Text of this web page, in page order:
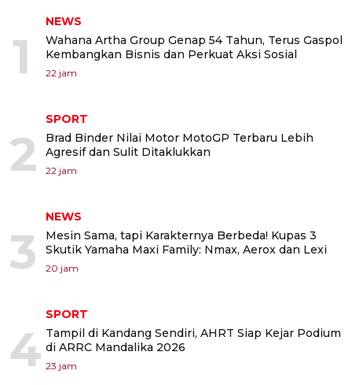
1
NEWS
Wahana Artha Group Genap 54 Tahun, Terus Gaspol
Kembangkan Bisnis dan Perkuat Aksi Sosial
22 jam
2
SPORT
Brad Binder Nilai Motor MotoGP Terbaru Lebih
Agresif dan Sulit Ditaklukkan
22 jam
3
NEWS
Mesin Sama, tapi Karakternya Berbeda! Kupas 3
Skutik Yamaha Maxi Family: Nmax, Aerox dan Lexi
20 jam
4
SPORT
Tampil di Kandang Sendiri, AHRT Siap Kejar Podium
di ARRC Mandalika 2026
23 jam